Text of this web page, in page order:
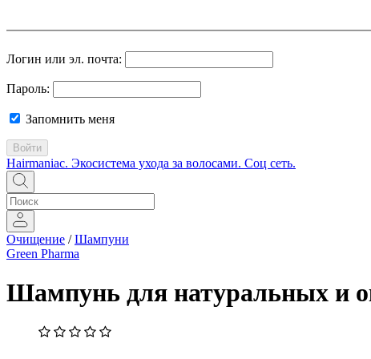
Логин или эл. почта:
Пароль:
Запомнить меня
Войти
Hairmaniac. Экосистема ухода за волосами. Соц сеть.
Очищение /Шампуни
Green Pharma
Шампунь для натуральных и